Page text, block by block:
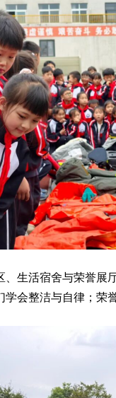
生活宿舍与荣誉
会整洁与自律；